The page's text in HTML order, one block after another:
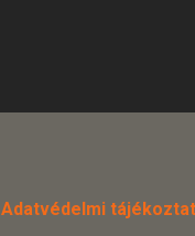
Adatvédelmi